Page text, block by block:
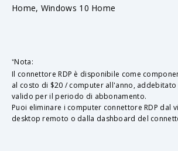
Home, Windows 10 Home
*Nota:
Il connettore RDP è disponibile come
al costo di $20 / computer all'anno,
valido per il periodo di abbonamento.
Puoi eliminare i computer connettore RDP dal
desktop remoto o dalla dashboard del